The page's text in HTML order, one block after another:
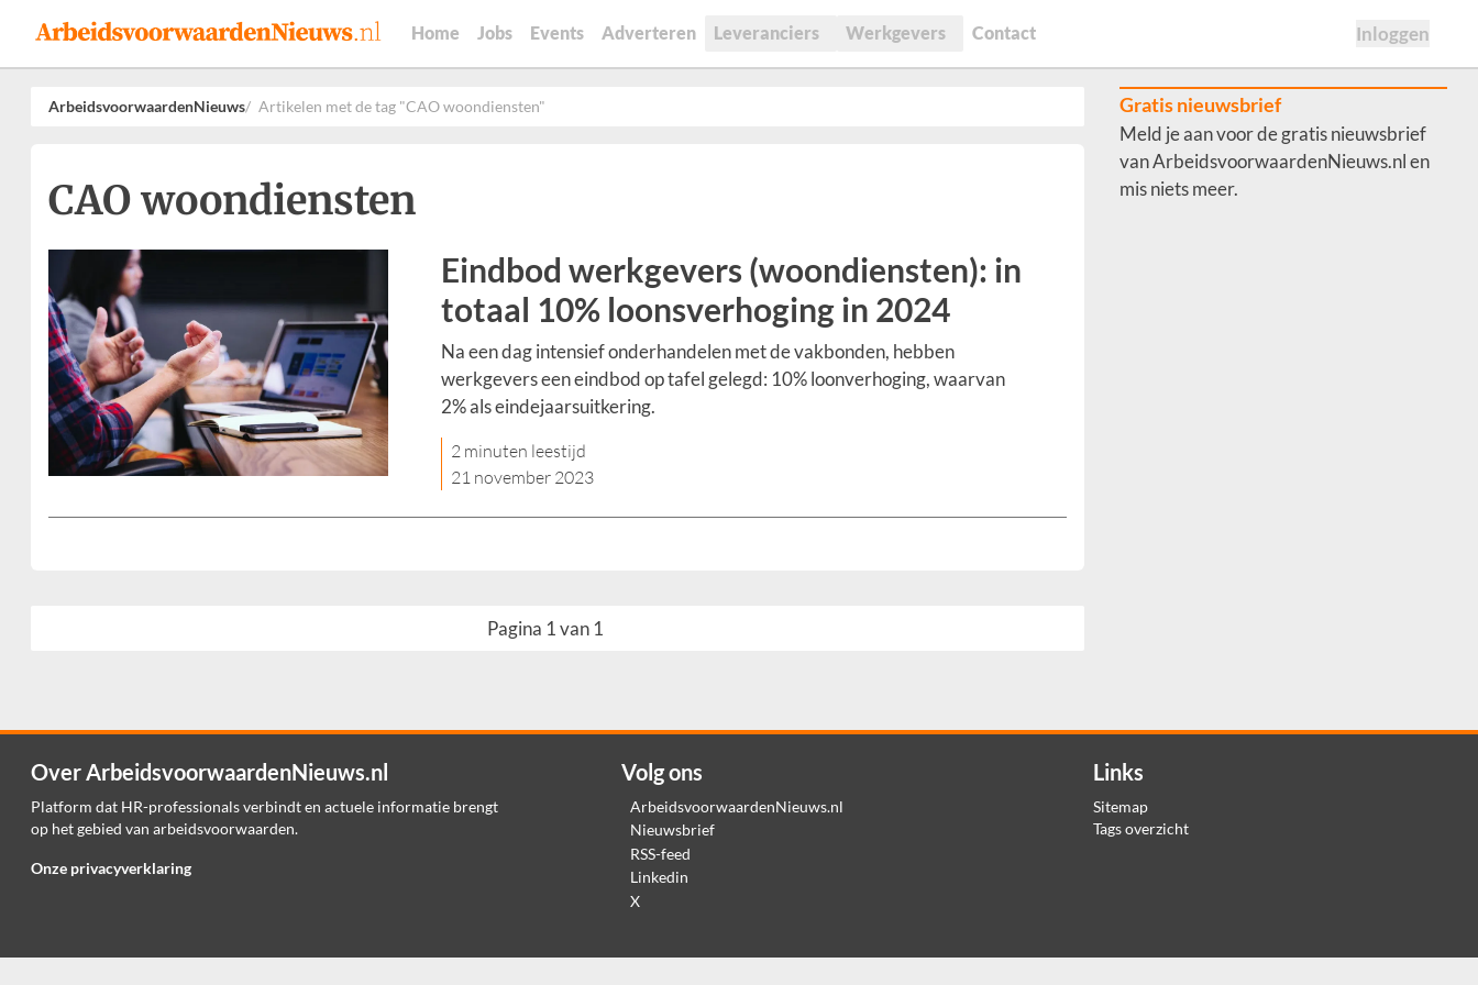
Home Jobs Events Adverteren Leveranciers Werkgevers Contact Inloggen
ArbeidsvoorwaardenNieuws Artikelen met de tag "CAO woondiensten"
CAO woondiensten
Eindbod werkgevers (woondiensten): in
totaal 10% loonsverhoging in 2024
Na een dag intensief onderhandelen met de vakbonden, hebben
werkgevers een eindbod op tafel gelegd: 10% loonverhoging, waarvan
2% als eindejaarsuitkering.
2 minuten leestijd
21 november 2023
Pagina 1 van 1
Gratis nieuwsbrief
Meld je aan voor de gratis nieuwsbrief
van ArbeidsvoorwaardenNieuws.nl en
mis niets meer.
Over ArbeidsvoorwaardenNieuws.nl
Platform dat HR-professionals verbindt en actuele informatie brengt
op het gebied van arbeidsvoorwaarden.
Onze privacyverklaring
Volg ons
ArbeidsvoorwaardenNieuws.nl
Nieuwsbrief
RSS-feed
Linkedin
X
Links
Sitemap
Tags overzicht